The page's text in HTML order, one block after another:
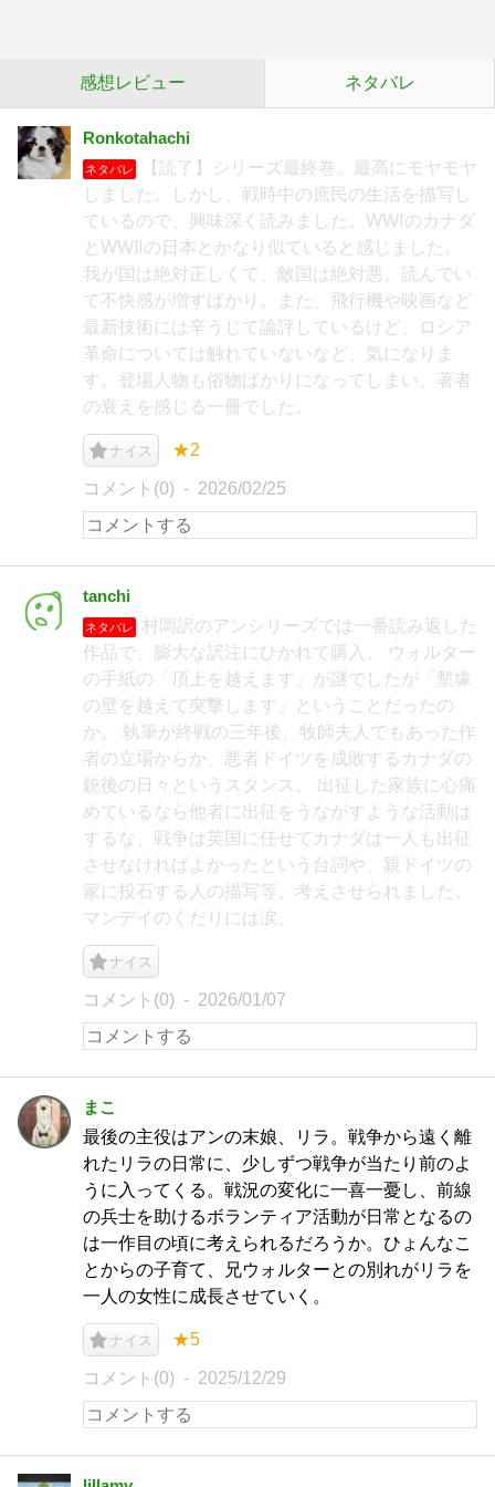
感想レビュー ネタバレ
Ronkotahachi
ネタバレ
【読了】シリーズ最終巻。最高にモヤモヤ
しました。しかし、戦時中の庶民の生活を描写し
ているので、興味深く読みました。WWⅠのカナダ
とWWⅡの日本とかなり似ていると感じました。
我が国は絶対正しくて、敵国は絶対悪。読んでい
て不快感が増すばかり。また、飛行機や映画など
最新技術には辛うじて論評しているけど、ロシア
革命については触れていないなど、気になりま
す。登場人物も俗物ばかりになってしまい、著者
の衰えを感じる一冊でした。
ナイス ★2
コメント(0) 2026/02/25
tanchi
ネタバレ
村岡訳のアンシリーズでは一番読み返した
作品で、膨大な訳注にひかれて購入。 ウォルター
の手紙の「頂上を越えます」が謎でしたが「塹壕
の壁を越えて突撃します」ということだったの
か。 執筆が終戦の三年後、牧師夫人でもあった作
者の立場からか、悪者ドイツを成敗するカナダの
銃後の日々というスタンス。 出征した家族に心痛
めているなら他者に出征をうながすような活動は
するな、戦争は英国に任せてカナダは一人も出征
させなければよかったという台詞や、親ドイツの
家に投石する人の描写等、考えさせられました。
マンデイのくだりには涙。
ナイス
コメント(0) 2026/01/07
まこ
最後の主役はアンの末娘、リラ。戦争から遠く離
れたリラの日常に、少しずつ戦争が当たり前のよ
うに入ってくる。戦況の変化に一喜一憂し、前線
の兵士を助けるボランティア活動が日常となるの
は一作目の頃に考えられるだろうか。ひょんなこ
とからの子育て、兄ウォルターとの別れがリラを
一人の女性に成長させていく。
ナイス ★5
コメント(0) 2025/12/29